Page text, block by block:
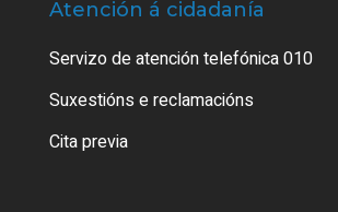
Atención á cidadanía
Servizo de atención telefónica 010
Suxestións e reclamacións
Cita previa